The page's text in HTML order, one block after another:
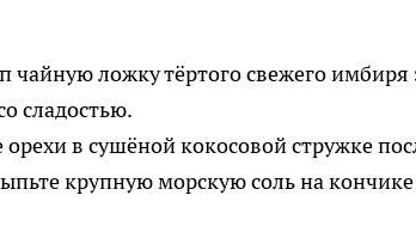
чайную ложку тёртого свежего
сладостью.
орехи в сушёной кокосовой стружке
крупную морскую соль на